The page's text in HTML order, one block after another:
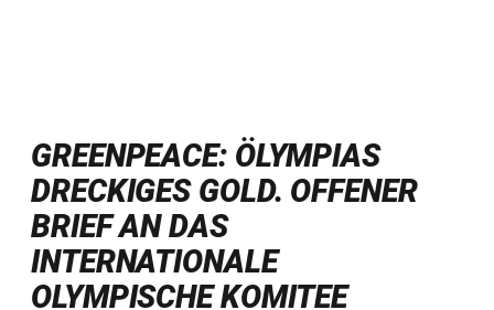
GREENPEACE: ÖLYMPIAS
DRECKIGES GOLD. OFFENER
BRIEF AN DAS
INTERNATIONALE
OLYMPISCHE KOMITEE